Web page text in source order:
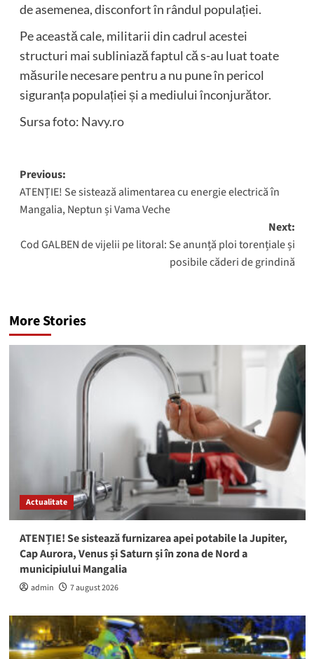
de asemenea, disconfort în rândul populației.
Pe această cale, militarii din cadrul acestei
structuri mai subliniază faptul că s-au luat toate
măsurile necesare pentru a nu pune în pericol
siguranța populației și a mediului înconjurător.
Sursa foto: Navy.ro
Post
navigation
Previous:
ATENȚIE! Se sistează alimentarea cu energie electrică în
Mangalia, Neptun și Vama Veche
Next:
Cod GALBEN de vijelii pe litoral: Se anunță ploi torențiale și
posibile căderi de grindină
More Stories
Actualitate
ATENȚIE! Se sistează furnizarea apei potabile la Jupiter,
Cap Aurora, Venus și Saturn și în zona de Nord a
municipiului Mangalia
admin 7 august 2026